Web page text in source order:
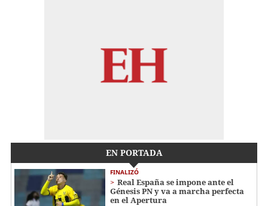
EN PORTADA
FINALIZÓ
Real España se impone ante el
Génesis PN y va a marcha perfecta
en el Apertura